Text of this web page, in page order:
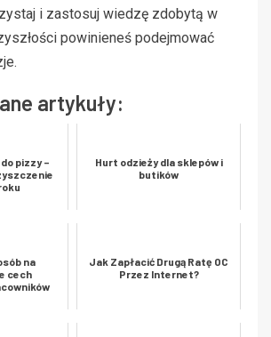
i zastosuj wiedzę zdobytą w
powinieneś podejmować
artykuły:
pizzy –
Hurt odzieży dla sklepów i
butików
na
cech
Jak Zapłacić Drugą Ratę OC
Przez Internet?